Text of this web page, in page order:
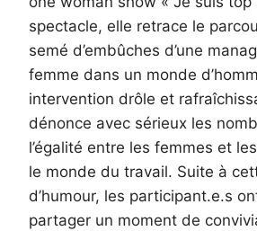
spectacle, elle retrace le
semé d’embûches d’une
femme dans un monde
intervention drôle et
dénonce avec sérieux les
l’égalité entre les femmes et
le monde du travail. Suite à
d’humour, les participant.e.s
partager un moment de